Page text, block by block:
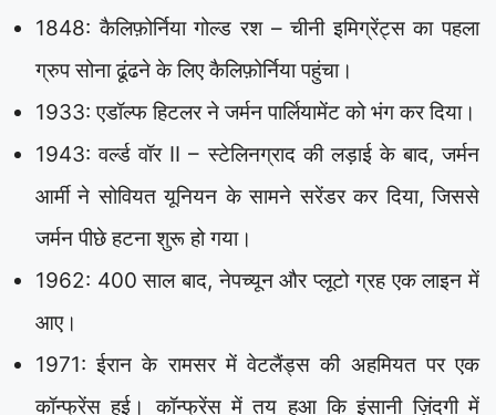
1848: कैलिफ़ोर्निया गोल्ड रश – चीनी इमिग्रेंट्स का पहला
ग्रुप सोना ढूंढने के लिए कैलिफ़ोर्निया पहुंचा।
1933: एडॉल्फ हिटलर ने जर्मन पार्लियामेंट को भंग कर दिया।
1943: वर्ल्ड वॉर II – स्टेलिनग्राद की लड़ाई के बाद, जर्मन
आर्मी ने सोवियत यूनियन के सामने सरेंडर कर दिया, जिससे
जर्मन पीछे हटना शुरू हो गया।
1962: 400 साल बाद, नेपच्यून और प्लूटो ग्रह एक लाइन में
आए।
1971: ईरान के रामसर में वेटलैंड्स की अहमियत पर एक
कॉन्फ्रेंस हुई। कॉन्फ्रेंस में तय हुआ कि इंसानी ज़िंदगी में